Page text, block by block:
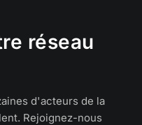
réseau
d'acteurs de la
Rejoignez-nous